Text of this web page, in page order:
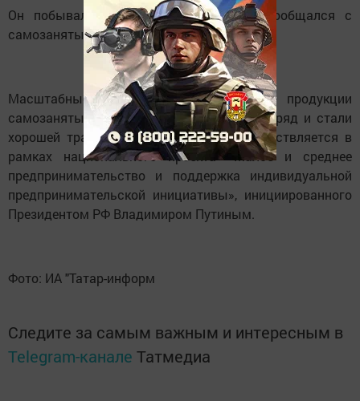
Он побывал на закрытии ярмарки и пообщался с
самозанятыми.
Масштабные ярмарки для продвижения продукции
самозанятых проводят вот уже 4 год подряд и стали
хорошей традицией. Их поддержка осуществляется в
рамках национального проекта «Малое и среднее
предпринимательство и поддержка индивидуальной
предпринимательской инициативы», инициированного
Президентом РФ Владимиром Путиным.
Фото: ИА "Татар-информ
Следите за самым важным и интересным в
Telegram-канале Татмедиа